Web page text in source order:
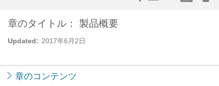
Updated: 2017年6月2日
章のタイトル： 製品概要
章のコンテンツ